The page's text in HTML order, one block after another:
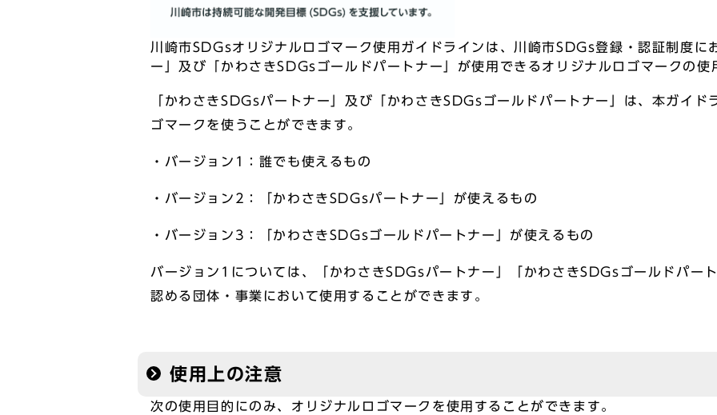
川崎市SDGsオリジナルロゴマーク使用ガイドラインは、川崎市SDGs登録・認証制度に
ー」及び「かわさきSDGsゴールドパートナー」が使用できるオリジナルロゴマークの
「かわさきSDGsパートナー」及び「かわさきSDGsゴールドパートナー」は、本ガイド
ゴマークを使うことができます。
・バージョン1：誰でも使えるもの
・バージョン2：「かわさきSDGsパートナー」が使えるもの
・バージョン3：「かわさきSDGsゴールドパートナー」が使えるもの
バージョン1については、「かわさきSDGsパートナー」「かわさきSDGsゴールドパー
認める団体・事業において使用することができます。
使用上の注意
次の使用目的にのみ、オリジナルロゴマークを使用することができます。